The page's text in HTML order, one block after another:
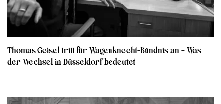
Thomas Geisel tritt für Wagenknecht-Bündnis an – Was
der Wechsel in Düsseldorf bedeutet